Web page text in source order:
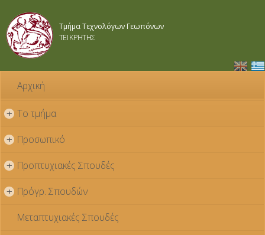
κυρίως
Τμήμα Τεχνολόγων Γεωπόνων
ΤΕΙ ΚΡΗΤΗΣ
Αρχική
+ Το τμήμα
+ Προσωπικό
+ Προπτυχιακές Σπουδές
+ Πρόγρ. Σπουδών
Μεταπτυχιακές Σπουδές